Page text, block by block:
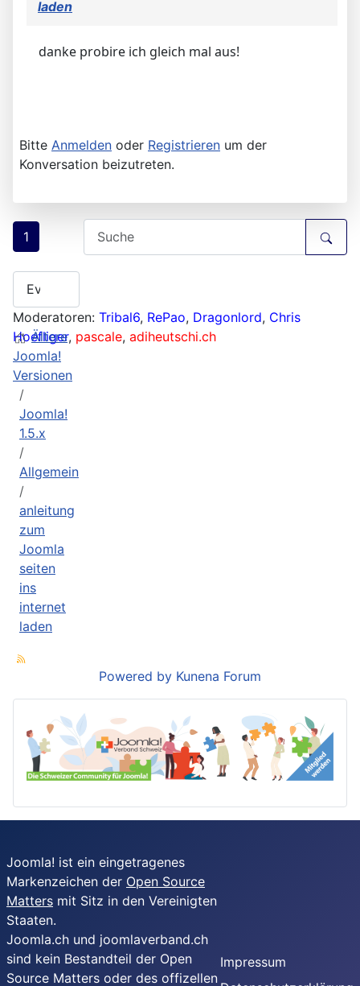
laden
danke probire ich gleich mal aus!
Bitte Anmelden oder Registrieren um der
Konversation beizutreten.
1
Moderatoren: Tribal6, RePao, Dragonlord, Chris
Hoefliger, pascale, adiheutschi.ch
Ältere
Joomla!
Versionen
Joomla!
1.5.x
Allgemein
anleitung
zum
Joomla
seiten
ins
internet
laden
Powered by Kunena Forum
Joomla! ist ein eingetragenes
Markenzeichen der Open Source
Matters mit Sitz in den Vereinigten
Staaten.
Joomla.ch und joomlaverband.ch
sind kein Bestandteil der Open
Source Matters oder des offizellen
Impressum